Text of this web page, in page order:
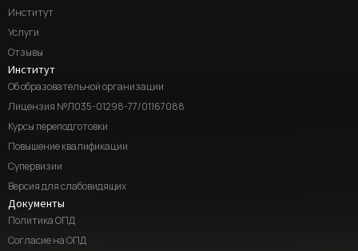
Институт
Услуги
Отзывы
Институт
Об образовательной организации
Лицензия №Л035-01298-77/01167088
Курсы переподготовки
Повышение квалификации
Супервизии
Версия для слабовидящих
Документы
Политика ОПД
Согласие на ОПД